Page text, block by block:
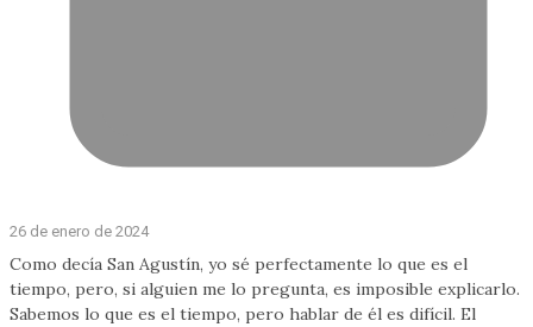
26 de enero de 2024
Como decía San Agustín, yo sé perfectamente lo que es el
tiempo, pero, si alguien me lo pregunta, es imposible explicarlo.
Sabemos lo que es el tiempo, pero hablar de él es difícil. El